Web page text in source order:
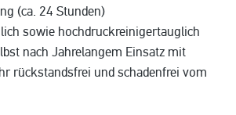
(ca. 24 Stunden)
sowie hochdruckreinigertauglich
nach Jahrelangem Einsatz mit
rückstandsfrei und schadenfrei vom